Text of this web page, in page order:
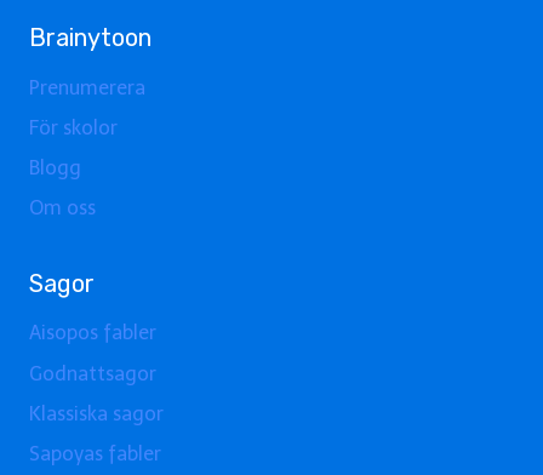
Brainytoon
Prenumerera
För skolor
Blogg
Om oss
Sagor
Aisopos fabler
Godnattsagor
Klassiska sagor
Sapoyas fabler